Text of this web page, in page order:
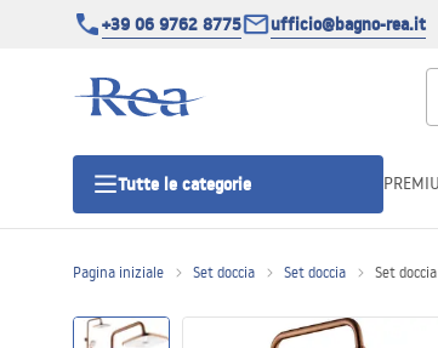
+39 06 9762 8775 ufficio@bagno-rea.it
Tutte le categorie
Pagina iniziale Set doccia Set doccia Set doccia